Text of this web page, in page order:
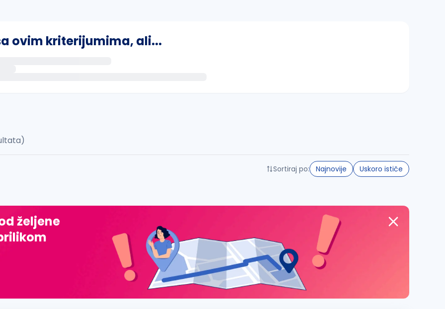
ovim kriterijumima, ali...
đ, ž, dž)
Sortiraj po: Najnovije Uskoro ističe
željene